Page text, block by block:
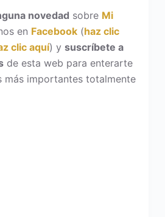
novedad sobre Mi
en Facebook(haz clic
clic aquí) y suscríbete a
de esta web para enterarte
más importantes totalmente